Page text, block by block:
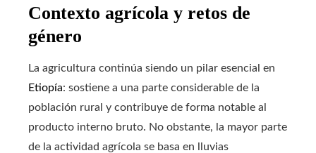
Contexto agrícola y retos de
género
La agricultura continúa siendo un pilar esencial en
Etiopía: sostiene a una parte considerable de la
población rural y contribuye de forma notable al
producto interno bruto. No obstante, la mayor parte
de la actividad agrícola se basa en lluvias